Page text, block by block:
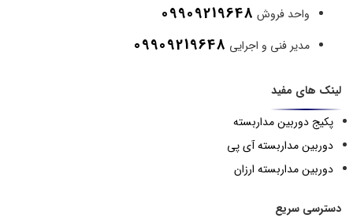
واحد فروش 09909219648
مدیر فنی و اجرایی 09909219648
لینک های مفید
پکیج دوربین مداربسته
دوربین مداربسته آی پی
دوربین مداربسته ارزان
دسترسی سریع